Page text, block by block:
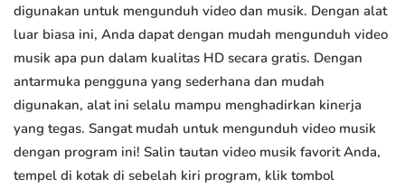
digunakan untuk mengunduh video dan musik. Dengan alat
luar biasa ini, Anda dapat dengan mudah mengunduh video
musik apa pun dalam kualitas HD secara gratis. Dengan
antarmuka pengguna yang sederhana dan mudah
digunakan, alat ini selalu mampu menghadirkan kinerja
yang tegas. Sangat mudah untuk mengunduh video musik
dengan program ini! Salin tautan video musik favorit Anda,
tempel di kotak di sebelah kiri program, klik tombol